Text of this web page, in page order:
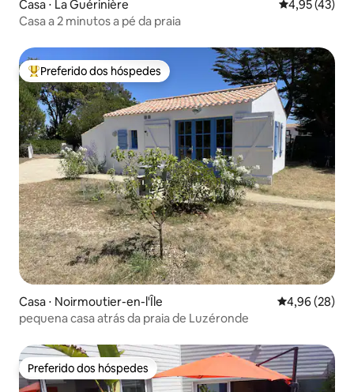
Casa ⋅ La Guérinière 4,95 de uma
4,95 (43)
Casa a 2 minutos a pé da praia
Entre os melhores preferidos dos hóspedes
Preferido dos hóspedes
Casa ⋅ Noirmoutier-en-l'Île 4,96 de uma
4,96 (28)
pequena casa atrás da praia de Luzéronde
Preferido dos hóspedes
Preferido dos hóspedes